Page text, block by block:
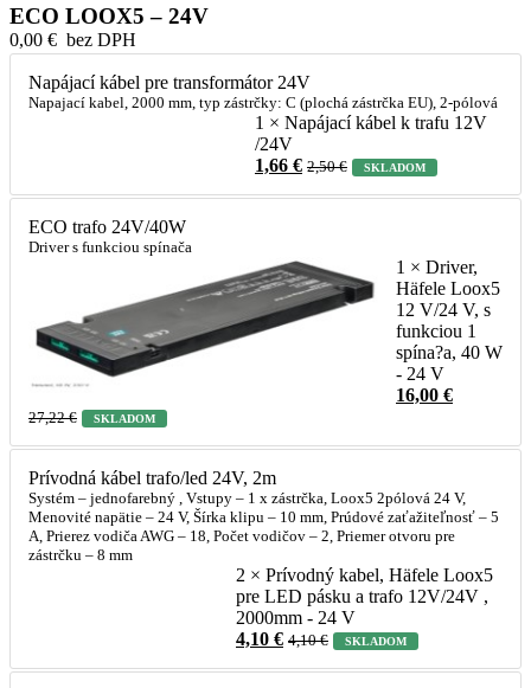
ECO LOOX5 – 24V
0,00 € bez DPH
Napájací kábel pre transformátor 24V
Napajací kabel, 2000 mm, typ zástrčky: C (plochá zástrčka EU), 2-pólová
1 × Napájací kábel k trafu 12V
/24V
1,66 € 2,50€ SKLADOM
ECO trafo 24V/40W
Driver s funkciou spínača
1 × Driver,
Häfele Loox5
12 V/24 V, s
funkciou 1
spína?a, 40 W
- 24 V
16,00 €
27,22€ SKLADOM
Prívodná kábel trafo/led 24V, 2m
Systém – jednofarebný , Vstupy – 1 x zástrčka, Loox5 2pólová 24 V,
Menovité napätie – 24 V, Šírka klipu – 10 mm, Prúdové zaťažiteľnosť – 5
A, Prierez vodiča AWG – 18, Počet vodičov – 2, Priemer otvoru pre
zástrčku – 8 mm
2 × Prívodný kabel, Häfele Loox5
pre LED pásku a trafo 12V/24V ,
2000mm - 24 V
4,10 € 4,10€ SKLADOM